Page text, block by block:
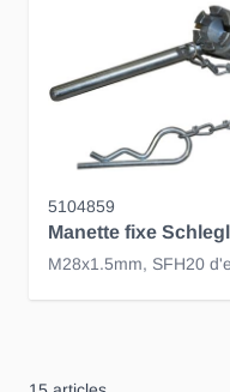
5104859
Manette fixe
M28x1.5mm, SFH20